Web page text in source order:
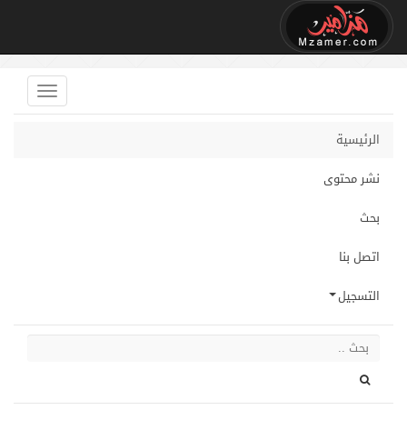
الرئيسية
نشر محتوى
بحث
اتصل بنا
التسجيل